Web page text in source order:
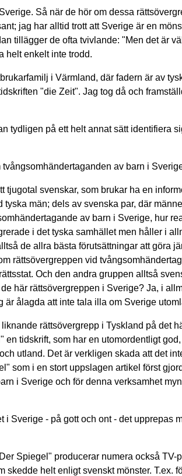
Så när de hör om dessa
jag har alltid trott att Sverige är en
tillägger de ofta tvivlande: "Men det är
helt enkelt inte trodd.
i Värmland, där fadern är av
"die Zeit". Jag tog då och
tydligen på ett helt annat sätt identifiera
av barn i
svenskar, som brukar ha en
män; dels av svenska par, där
av barn i Sverige, hur
i det tyska samhället men håller i
de allra bästa förutsättningar att göra
rättsövergreppen vid
Och den andra gruppen alltså
här rättsövergreppen i Sverige? Ja, i
är ålagda att inte tala illa om Sverige
rättsövergrepp i Tyskland på det
tidskrift, som har en utomordentligt
utland. Det är verkligen skada att det
som i en stort uppslagen artikel först
i Sverige och för denna verksamhet
Sverige - på gott och ont - det upprepas
Spiegel" producerar numera också TV-
helt enligt svenskt mönster. T.ex.